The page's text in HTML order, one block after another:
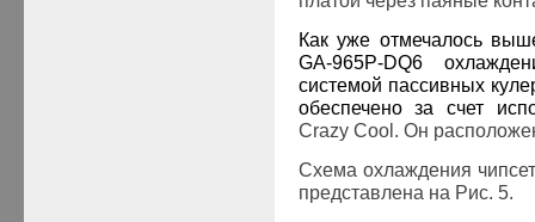
Как уже отмечалось
GA-965P-DQ6
системой пассивных
обеспечено за счет
Crazy Cool. Он
Схема охлаждения
представлена на Рис. 5.